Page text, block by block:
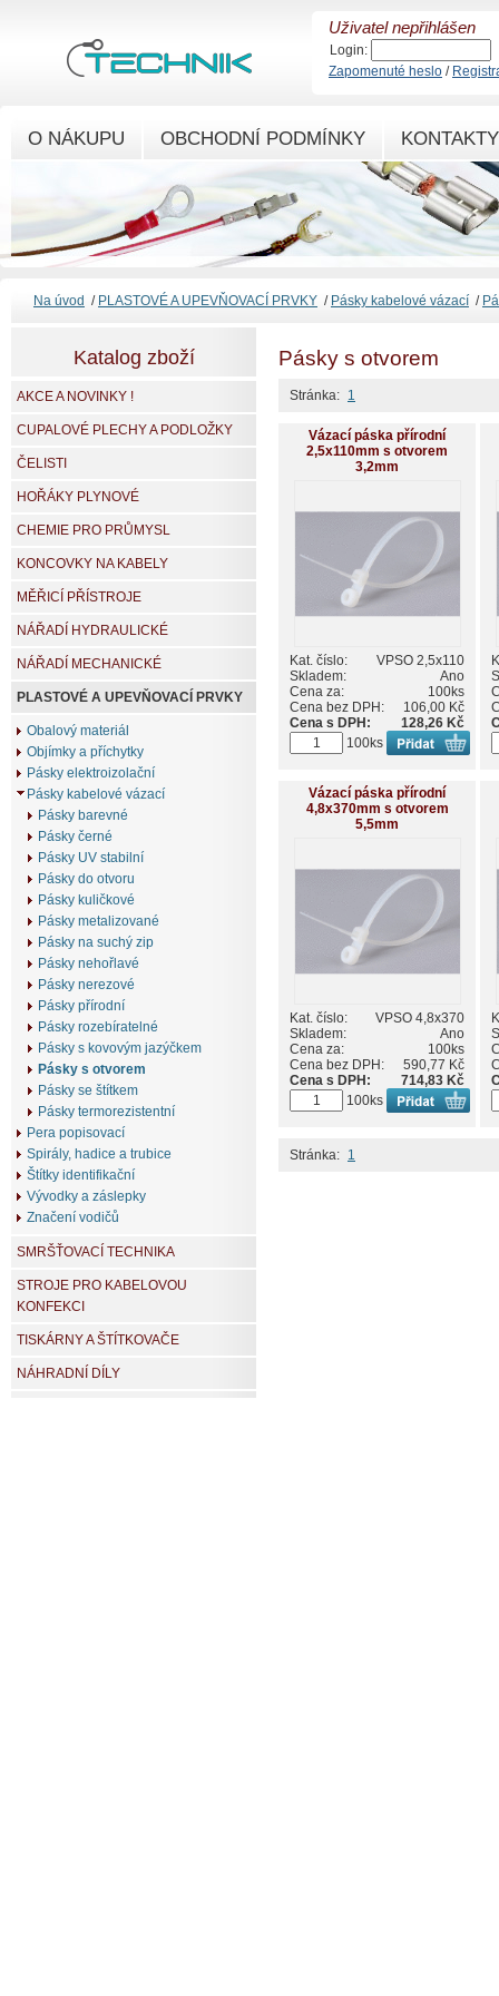
Pásky s otvorem
Stránka: 1
Vázací páska přírodní
2,5x110mm s otvorem
3,2mm
Kat. číslo:
VPSO 2,5x110
Skladem:
Ano
Cena za:
100ks
Cena bez DPH:
106,00 Kč
Cena s DPH:
128,26 Kč
100ks
Vázací páska přírodní
4,8x370mm s otvorem
5,5mm
Kat. číslo:
VPSO 4,8x370
Skladem:
Ano
Cena za:
100ks
Cena bez DPH:
590,77 Kč
Cena s DPH:
714,83 Kč
100ks
Stránka: 1
Katalog zboží
AKCE A NOVINKY !
CUPALOVÉ PLECHY A PODLOŽKY
ČELISTI
HOŘÁKY PLYNOVÉ
CHEMIE PRO PRŮMYSL
KONCOVKY NA KABELY
MĚŘICÍ PŘÍSTROJE
NÁŘADÍ HYDRAULICKÉ
NÁŘADÍ MECHANICKÉ
PLASTOVÉ A UPEVŇOVACÍ PRVKY
Obalový materiál
Objímky a příchytky
Pásky elektroizolační
Pásky kabelové vázací
Pásky barevné
Pásky černé
Pásky UV stabilní
Pásky do otvoru
Pásky kuličkové
Pásky metalizované
Pásky na suchý zip
Pásky nehořlavé
Pásky nerezové
Pásky přírodní
Pásky rozebíratelné
Pásky s kovovým jazýčkem
Pásky s otvorem
Pásky se štítkem
Pásky termorezistentní
Pera popisovací
Spirály, hadice a trubice
Štítky identifikační
Vývodky a záslepky
Značení vodičů
SMRŠŤOVACÍ TECHNIKA
STROJE PRO KABELOVOU
KONFEKCI
TISKÁRNY A ŠTÍTKOVAČE
NÁHRADNÍ DÍLY
Na úvod / PLASTOVÉ A UPEVŇOVACÍ PRVKY / Pásky kabelové vázací /
O NÁKUPU OBCHODNÍ PODMÍNKY KONTAKTY
Uživatel nepřihlášen
Login:
Zapomenuté heslo /